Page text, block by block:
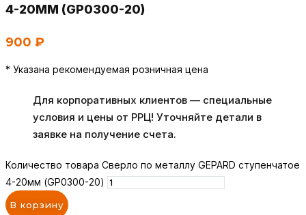
4-20ММ (GP0300-20)
900 ₽
* Указана рекомендуемая розничная цена
Для корпоративных клиентов — специальные
условия и цены от РРЦ! Уточняйте детали в
заявке на получение счета.
Количество товара Сверло по металлу GEPARD ступенчатое
4-20мм (GP0300-20)
В корзину